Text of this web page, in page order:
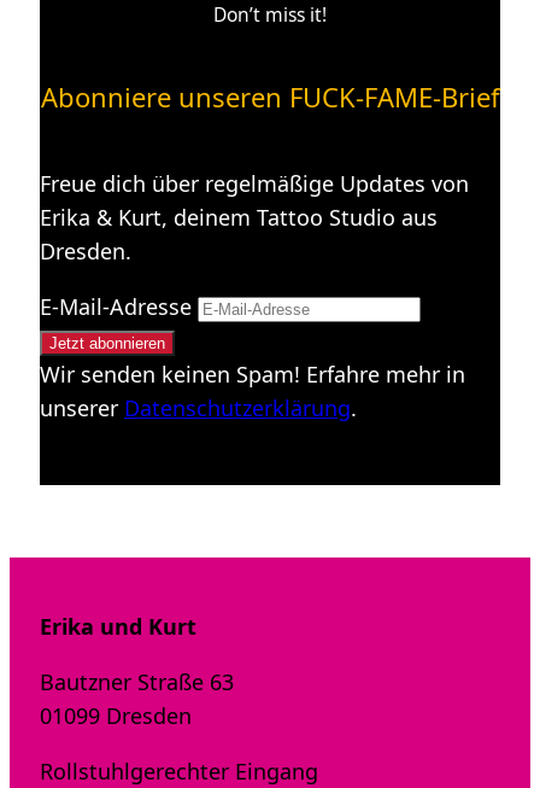
Don’t miss it!
Abonniere unseren FUCK-FAME-Brief
Freue dich über regelmäßige Updates von
Erika & Kurt, deinem Tattoo Studio aus
Dresden.
E-Mail-Adresse
Wir senden keinen Spam! Erfahre mehr in
unserer Datenschutzerklärung.
Erika und Kurt
Bautzner Straße 63
01099 Dresden
Rollstuhlgerechter Eingang